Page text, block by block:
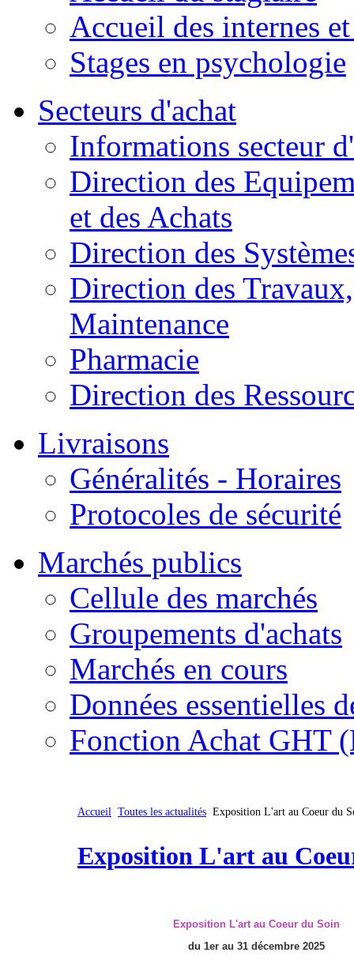
Accueil des internes
Stages en psychologie
Secteurs d'achat
Informations secteur
Direction des
et des Achats
Direction des
Direction des
Maintenance
Pharmacie
Direction des
Livraisons
Généralités - Horaires
Protocoles de sécurité
Marchés publics
Cellule des marchés
Groupements d'achats
Marchés en cours
Données essentielles
Fonction Achat GHT
Accueil Toutes les actualités Exposition L'art au Coeur du
Exposition L'art au
Exposition L'art au Coeur du Soin
du 1er au 31 décembre 2025